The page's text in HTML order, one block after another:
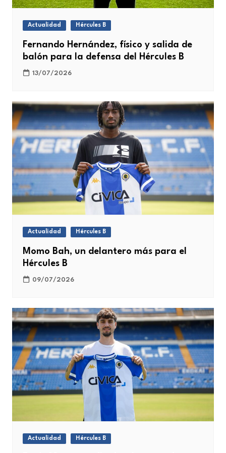
Actualidad Hércules B
Fernando Hernández, físico y salida de
balón para la defensa del Hércules B
13/07/2026
Actualidad Hércules B
Momo Bah, un delantero más para el
Hércules B
09/07/2026
Actualidad Hércules B